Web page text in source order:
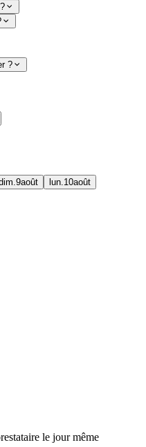
?
9août lun. 10août
le jour même